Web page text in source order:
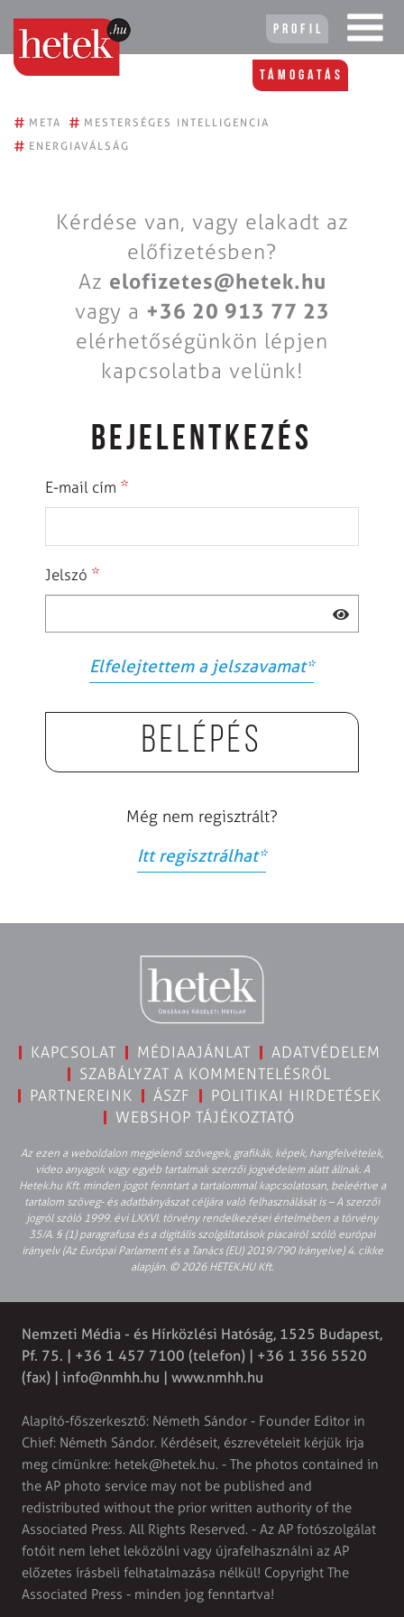
Profil
Támogatás
# META # MESTERSÉGES INTELLIGENCIA
# ENERGIAVÁLSÁG
Kérdése van, vagy elakadt az
előfizetésben?
Az elofizetes@hetek.hu
vagy a +36 20 913 77 23
elérhetőségünkön lépjen
kapcsolatba velünk!
BEJELENTKEZÉS
E-mail cím *
Jelszó *
Elfelejtettem a jelszavamat*
Belépés
Még nem regisztrált?
Itt regisztrálhat*
KAPCSOLAT MÉDIAAJÁNLAT
ADATVÉDELEM
SZABÁLYZAT A KOMMENTELÉSRŐL
PARTNEREINK
ÁSZF
POLITIKAI HIRDETÉSEK
WEBSHOP TÁJÉKOZTATÓ
Az ezen a weboldalon megjelenő szövegek, grafikák, képek, hangfelvételek,
video anyagok vagy egyéb tartalmak szerzői jogvédelem alatt állnak. A
Hetek.hu Kft. minden jogot fenntart a tartalommal kapcsolatosan, beleértve a
tartalom szöveg- és adatbányászat céljára való felhasználását is – A szerzői
jogról szóló 1999. évi LXXVI. törvény rendelkezései értelmében a törvény
35/A. § (1) paragrafusa és a digitális szolgáltatások piacairól szóló európai
irányelv (Az Európai Parlament és a Tanács (EU) 2019/790 Irányelve) 4. cikke
alapján. © 2026 HETEK.HU Kft.
Nemzeti Média - és Hírközlési Hatóság, 1525 Budapest,
Pf. 75. | +36 1 457 7100 (telefon) | +36 1 356 5520
(fax) | info@nmhh.hu | www.nmhh.hu
Alapító-főszerkesztő: Németh Sándor - Founder Editor in
Chief: Németh Sándor. Kérdéseit, észrevételeit kérjük írja
meg címünkre: hetek@hetek.hu. - The photos contained in
the AP photo service may not be published and
redistributed without the prior written authority of the
Associated Press. All Rights Reserved. - Az AP fotószolgálat
fotóit nem lehet leközölni vagy újrafelhasználni az AP
előzetes írásbeli felhatalmazása nélkül! Copyright The
Associated Press - minden jog fenntartva!